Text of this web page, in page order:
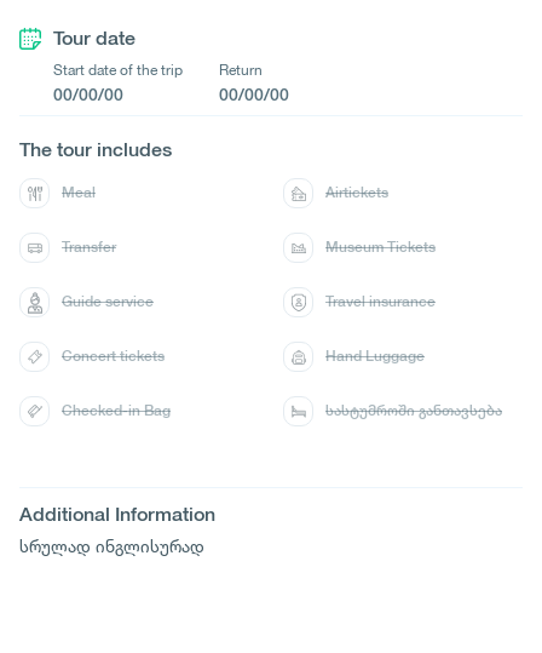
Tour date
Start date of the trip
00/00/00
Return
00/00/00
Additional Information
სრულად ინგლისურად
The tour includes
Meal Airtickets
Transfer Museum Tickets
Guide service Travel insurance
Concert tickets Hand Luggage
Checked-in Bag სასტუმროში განთავსება